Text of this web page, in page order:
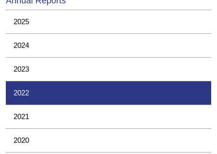
2025
2024
2023
2022
2021
2020